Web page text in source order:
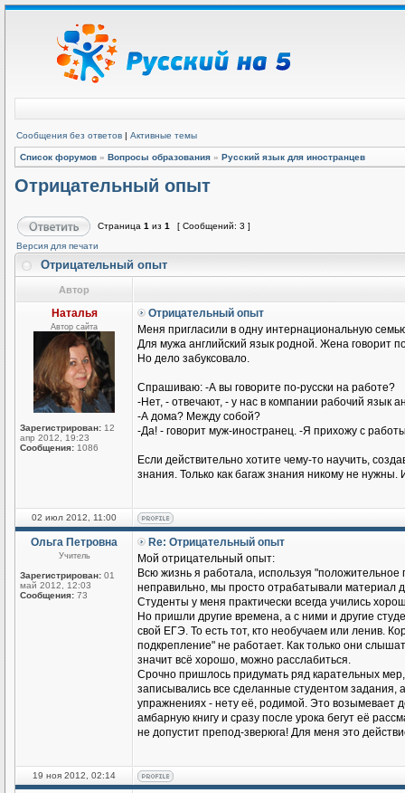
Сообщения без ответов | Активные темы
Список форумов » Вопросы образования » Русский язык для иностранцев
Отрицательный опыт
Страница 1 из 1
[ Сообщений: 3 ]
Версия для печати
Отрицательный опыт
Автор
Наталья
Автор сайта
Зарегистрирован: 12
апр 2012, 19:23
Сообщения: 1086
Отрицательный опыт
Меня пригласили в одну интернациональную
Для мужа английский язык родной. Жена говорит
Но дело забуксовало.
Спрашиваю: -А вы говорите по-русски на работе?
-Нет, - отвечают, - у нас в компании рабочий язык
-А дома? Между собой?
-Да! - говорит муж-иностранец. -Я прихожу с
Если действительно хотите чему-то научить,
знания. Только как багаж знания никому не
02 июл 2012, 11:00
Ольга Петровна
Учитель
Зарегистрирован: 01
май 2012, 12:03
Сообщения: 73
Re: Отрицательный опыт
Мой отрицательный опыт:
Всю жизнь я работала, используя "положительное
неправильно, мы просто отрабатывали материал
Студенты у меня практически всегда учились
Но пришли другие времена, а с ними и другие
свой ЕГЭ. То есть тот, кто необучаем или ленив.
подкрепление" не работает. Как только они
значит всё хорошо, можно расслабиться.
Срочно пришлось придумать ряд карательных
записывались все сделанные студентом задания,
упражнениях - нету её, родимой. Это возымевает
амбарную книгу и сразу после урока бегут её
не допустит препод-зверюга! Для меня это
19 ноя 2012, 02:14